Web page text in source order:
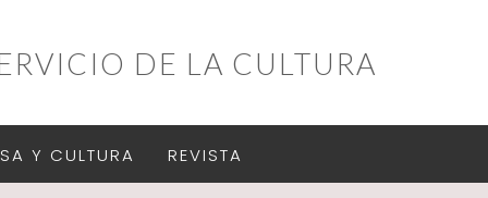
DE LA CULTURA
Y CULTURA REVISTA